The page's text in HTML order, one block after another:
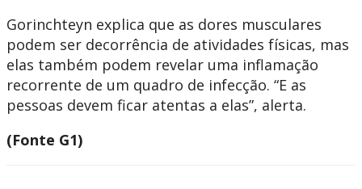
Gorinchteyn explica que as dores musculares
podem ser decorrência de atividades físicas, mas
elas também podem revelar uma inflamação
recorrente de um quadro de infecção. “E as
pessoas devem ficar atentas a elas”, alerta.
(Fonte G1)